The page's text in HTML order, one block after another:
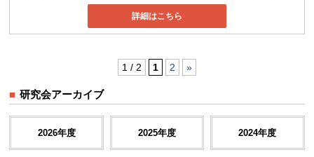
詳細はこちら
1 / 2 1 2 »
研究会アーカイブ
2026年度 2025年度 2024年度